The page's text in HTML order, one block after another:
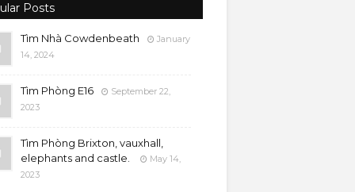
Posts
Tìm Nhà Cowdenbeath
January
14, 2024
Tìm Phòng E16
September 22,
2023
Tìm Phòng Brixton, vauxhall,
elephants and castle.
May 14,
2023